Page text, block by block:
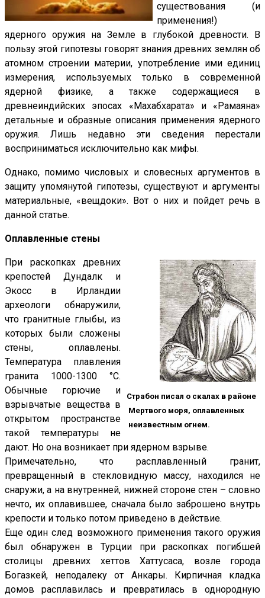
существования (и
применения!)
ядерного оружия на Земле в глубокой древности. В
пользу этой гипотезы говорят знания древних землян об
атомном строении материи, употребление ими единиц
измерения, используемых только в современной
ядерной физике, а также содержащиеся в
древнеиндийских эпосах «Махабхарата» и «Рамаяна»
детальные и образные описания применения ядерного
оружия. Лишь недавно эти сведения перестали
восприниматься исключительно как мифы.
Однако, помимо числовых и словесных аргументов в
защиту упомянутой гипотезы, существуют и аргументы
материальные, «вещдоки». Вот о них и пойдет речь в
данной статье.
Оплавленные стены
Страбон писал о скалах в районе
Мертвого моря, оплавленных
неизвестным огнем.
При раскопках древних
крепостей Дундалк и
Экосс в Ирландии
археологи обнаружили,
что гранитные глыбы, из
которых были сложены
стены, оплавлены.
Температура плавления
гранита 1000-1300 °С.
Обычные горючие и
взрывчатые вещества в
открытом пространстве
такой температуры не
дают. Но она возникает при ядерном взрыве.
Примечательно, что расплавленный гранит,
превращенный в стекловидную массу, находился не
снаружи, а на внутренней, нижней стороне стен – словно
нечто, их оплавившее, сначала было заброшено внутрь
крепости и только потом приведено в действие.
Еще один след возможного применения такого оружия
был обнаружен в Турции при раскопках погибшей
столицы древних хеттов Хаттусаса, возле города
Богазкей, неподалеку от Анкары. Кирпичная кладка
домов расплавилась и превратилась в однородную